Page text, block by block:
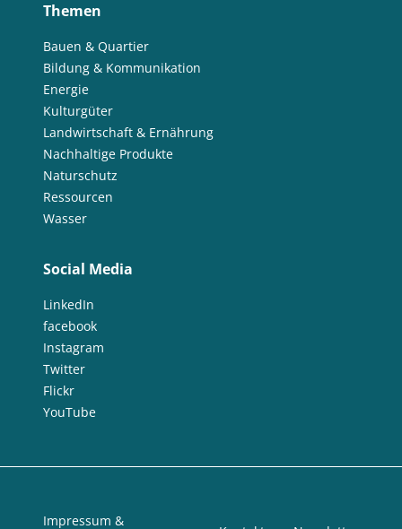
Themen
Bauen & Quartier
Bildung & Kommunikation
Energie
Kulturgüter
Landwirtschaft & Ernährung
Nachhaltige Produkte
Naturschutz
Ressourcen
Wasser
Social Media
LinkedIn
facebook
Instagram
Twitter
Flickr
YouTube
Impressum &